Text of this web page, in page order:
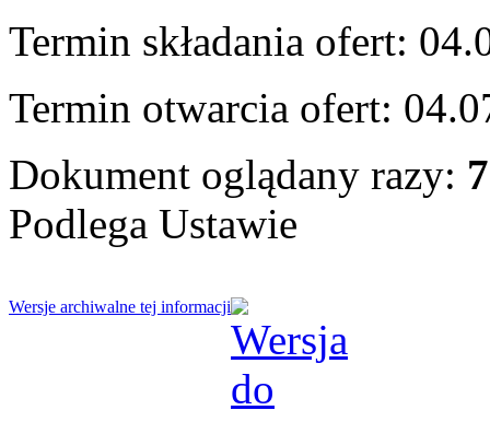
Termin składania ofert:
Termin otwarcia ofert:
Dokument oglądany razy:
Podlega Ustawie
Wersje archiwalne tej informacji